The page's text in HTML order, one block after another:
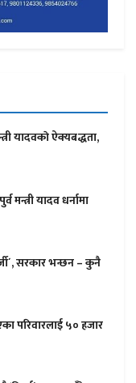
यादवकाे ऐक्यबद्धता,
मन्त्री यादव धर्नामा
सरकार भन्छन – कुनै
परिवारलाई ५० हजार